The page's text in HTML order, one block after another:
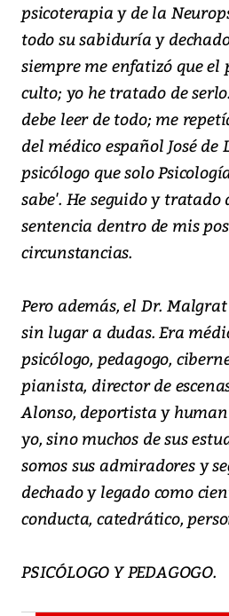
psicoterapia y de la
todo su sabiduría y
siempre me enfatizó que el
culto; yo he tratado de
debe leer de todo; me
del médico español José de
psicólogo que solo
sabe'. He seguido y tratado
sentencia dentro de mis
circunstancias.
Pero además, el Dr.
sin lugar a dudas. Era
psicólogo, pedagogo,
pianista, director de
Alonso, deportista y
yo, sino muchos de sus
somos sus admiradores y
dechado y legado como
conducta, catedrático,
PSICÓLOGO Y PEDAGOGO.